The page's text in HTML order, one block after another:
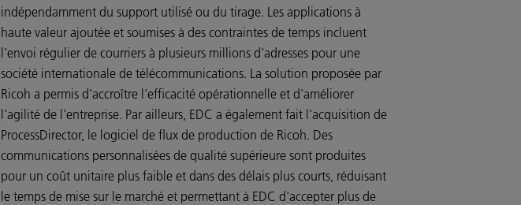
indépendamment du support utilisé ou du tirage. Les applications à
haute valeur ajoutée et soumises à des contraintes de temps incluent
l'envoi régulier de courriers à plusieurs millions d'adresses pour une
société internationale de télécommunications. La solution proposée par
Ricoh a permis d'accroître l'efficacité opérationnelle et d'améliorer
l'agilité de l'entreprise. Par ailleurs, EDC a également fait l'acquisition de
ProcessDirector, le logiciel de flux de production de Ricoh. Des
communications personnalisées de qualité supérieure sont produites
pour un coût unitaire plus faible et dans des délais plus courts, réduisant
le temps de mise sur le marché et permettant à EDC d'accepter plus de